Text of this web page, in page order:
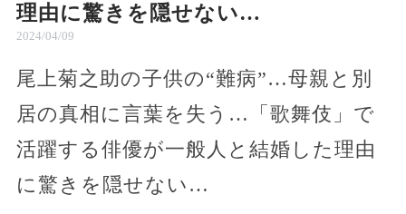
理由に驚きを隠せない…
2024/04/09
尾上菊之助の子供の“難病”…母親と別
居の真相に言葉を失う…「歌舞伎」で
活躍する俳優が一般人と結婚した理由
に驚きを隠せない…